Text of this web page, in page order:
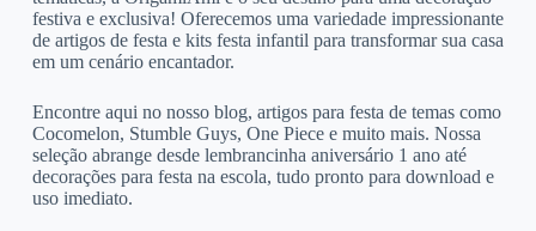
festiva e exclusiva! Oferecemos uma variedade impressionante
de artigos de festa e kits festa infantil para transformar sua casa
em um cenário encantador.
Encontre aqui no nosso blog, artigos para festa de temas como
Cocomelon, Stumble Guys, One Piece e muito mais. Nossa
seleção abrange desde lembrancinha aniversário 1 ano até
decorações para festa na escola, tudo pronto para download e
uso imediato.